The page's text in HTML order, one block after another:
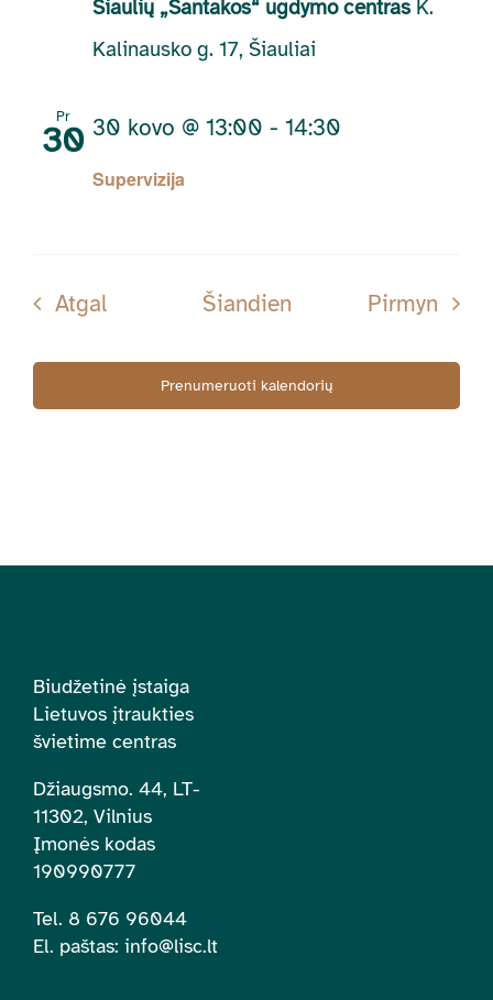
Šiaulių „Santakos“ ugdymo centras K.
Kalinausko g. 17, Šiauliai
Pr
30
Supervizija
30 kovo @ 13:00 - 14:30
AtgalRenginiai Šiandien Pirmyn
Prenumeruoti kalendorių
Biudžetinė įstaiga
Lietuvos įtraukties
švietime centras
Džiaugsmo. 44, LT-
11302, Vilnius
Įmonės kodas
190990777
Tel. 8 676 96044
El. paštas: info@lisc.lt